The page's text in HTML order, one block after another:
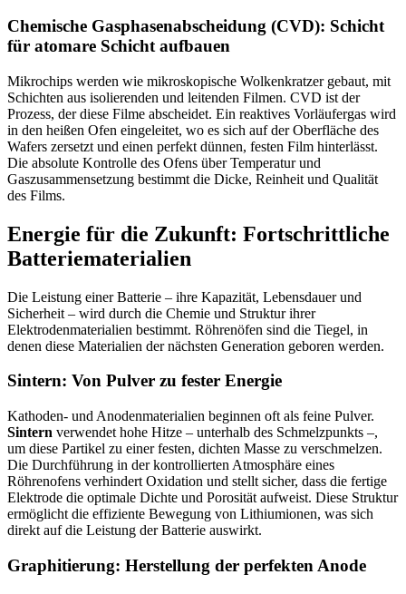
Chemische Gasphasenabscheidung (CVD): Schicht
für atomare Schicht aufbauen
Mikrochips werden wie mikroskopische Wolkenkratzer gebaut, mit
Schichten aus isolierenden und leitenden Filmen. CVD ist der
Prozess, der diese Filme abscheidet. Ein reaktives Vorläufergas wird
in den heißen Ofen eingeleitet, wo es sich auf der Oberfläche des
Wafers zersetzt und einen perfekt dünnen, festen Film hinterlässt.
Die absolute Kontrolle des Ofens über Temperatur und
Gaszusammensetzung bestimmt die Dicke, Reinheit und Qualität
des Films.
Energie für die Zukunft: Fortschrittliche
Batteriematerialien
Die Leistung einer Batterie – ihre Kapazität, Lebensdauer und
Sicherheit – wird durch die Chemie und Struktur ihrer
Elektrodenmaterialien bestimmt. Röhrenöfen sind die Tiegel, in
denen diese Materialien der nächsten Generation geboren werden.
Sintern: Von Pulver zu fester Energie
Kathoden- und Anodenmaterialien beginnen oft als feine Pulver.
Sintern verwendet hohe Hitze – unterhalb des Schmelzpunkts –,
um diese Partikel zu einer festen, dichten Masse zu verschmelzen.
Die Durchführung in der kontrollierten Atmosphäre eines
Röhrenofens verhindert Oxidation und stellt sicher, dass die fertige
Elektrode die optimale Dichte und Porosität aufweist. Diese Struktur
ermöglicht die effiziente Bewegung von Lithiumionen, was sich
direkt auf die Leistung der Batterie auswirkt.
Graphitierung: Herstellung der perfekten Anode